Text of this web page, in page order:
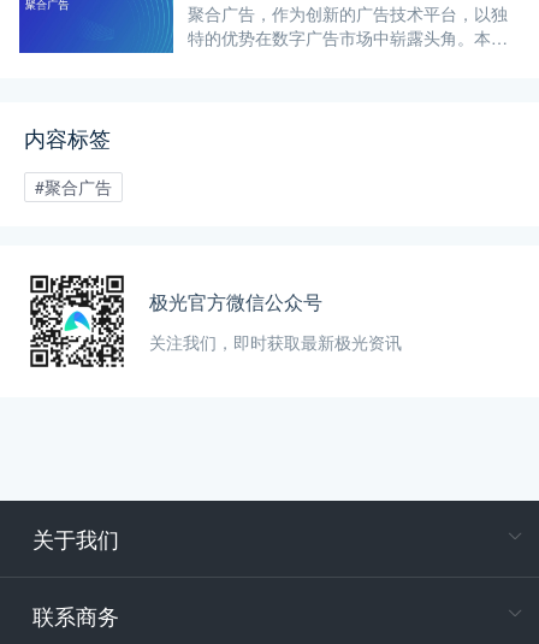
聚合广告，作为创新的广告技术平台，以独
特的优势在数字广告市场中崭露头角。本文
内容标签
#聚合广告
极光官方微信公众号
关注我们，即时获取最新极光资讯
关于我们
联系商务